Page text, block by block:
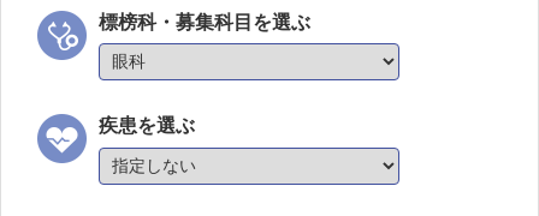
標榜科・募集科目を選ぶ
疾患を選ぶ